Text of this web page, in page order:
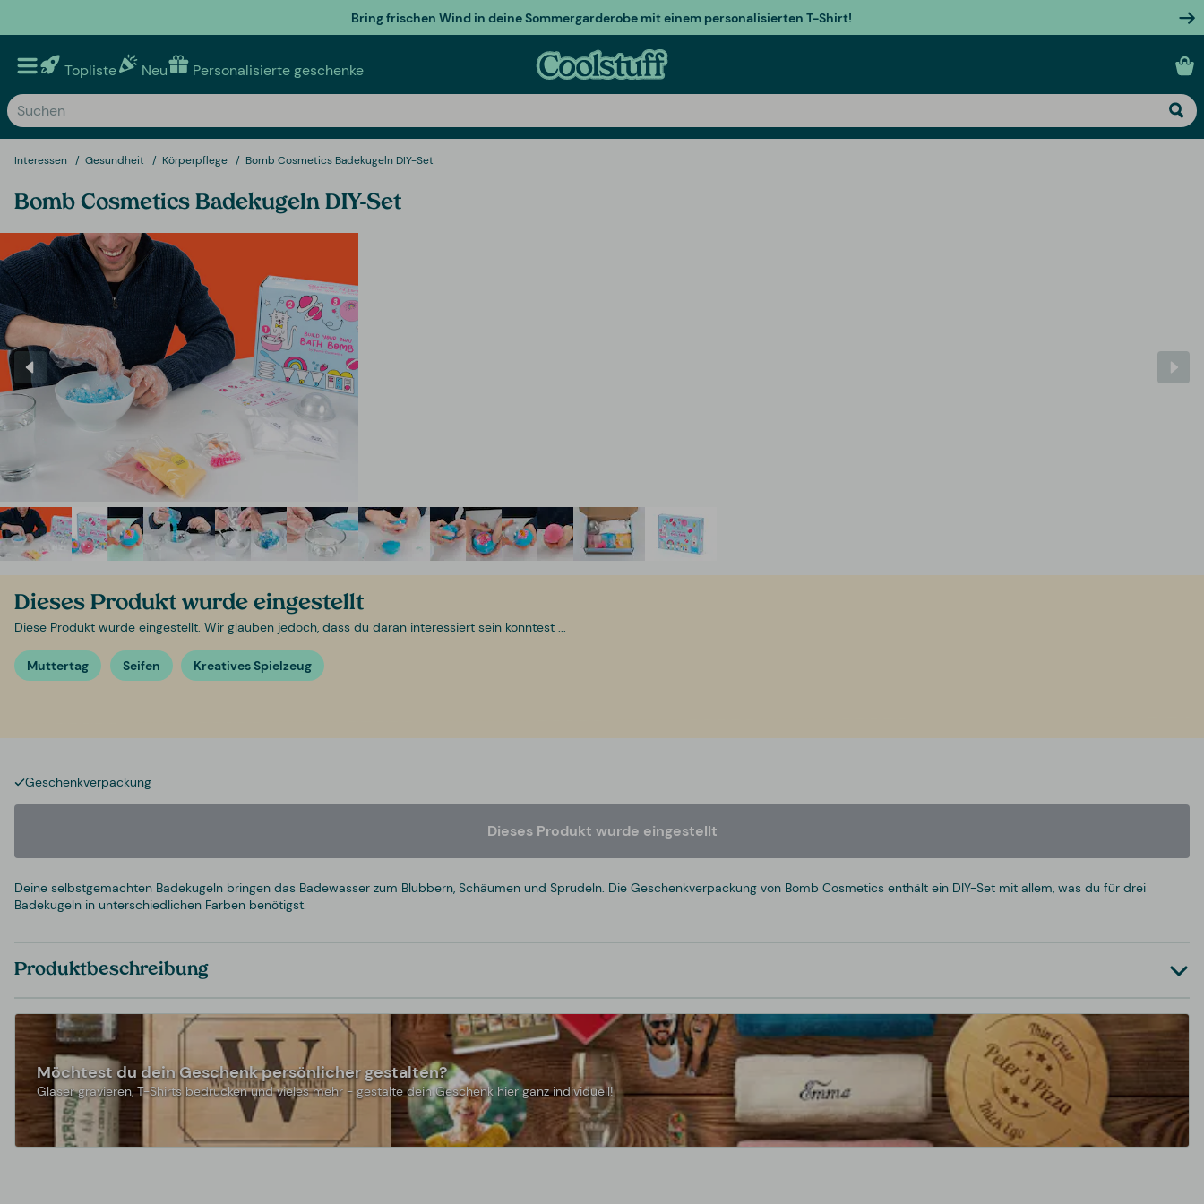
Bring frischen Wind in deine Sommergarderobe mit einem personalisierten T-Shirt!
Topliste Neu Personalisierte geschenke
Interessen Gesundheit Körperpflege Bomb Cosmetics Badekugeln DIY-Set
Bomb Cosmetics Badekugeln DIY-Set
Dieses Produkt wurde eingestellt
Diese Produkt wurde eingestellt. Wir glauben jedoch, dass du daran interessiert sein könntest ...
Muttertag Seifen Kreatives Spielzeug
Geschenkverpackung
Dieses Produkt wurde eingestellt
Deine selbstgemachten Badekugeln bringen das Badewasser zum Blubbern, Schäumen und Sprudeln. Die Geschenkverpackung von Bomb Cosmetics enthält ein DIY-Set mit allem, was du für drei
Badekugeln in unterschiedlichen Farben benötigst.
Produktbeschreibung
Möchtest du dein Geschenk persönlicher gestalten?
Gläser gravieren, T-Shirts bedrucken und vieles mehr - gestalte dein Geschenk hier ganz individuell!